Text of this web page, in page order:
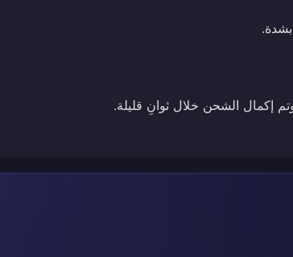
إكمال الشحن خلال ثوانٍ قليلة.